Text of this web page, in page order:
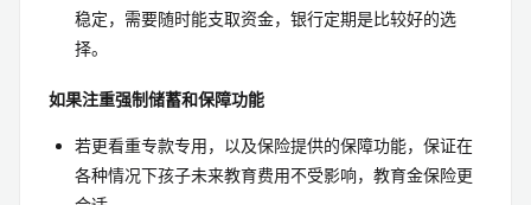
稳定，需要随时能支取资金，银行定期是比较好的选
择。
如果注重强制储蓄和保障功能
若更看重专款专用，以及保险提供的保障功能，保证在
各种情况下孩子未来教育费用不受影响，教育金保险更